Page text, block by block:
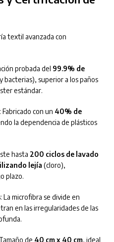
textil avanzada con
probada del 99.9% de
superior a los paños
estándar.
Fabricado con un 40% de
la dependencia de plásticos
hasta 200 ciclos de lavado
lejía (cloro),
plazo.
: La microfibra se divide en
en las irregularidades de las
de 40 cm x 40 cm, ideal